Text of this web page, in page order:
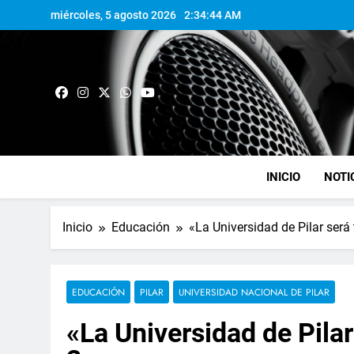
miércoles, 5 agosto 2026 2:34:45 AM
INICIO
Inicio Educación «La Universidad de Pilar
EDUCACIÓN PILAR UNIVERSIDAD NACIONAL DE PILAR
«La Universidad de